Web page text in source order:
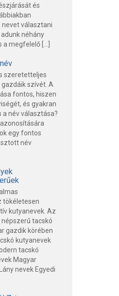
és
nevet választani
néhány
megfelelő […]
szeretetteljes
szívét. A
fontos, hiszen
és gyakran
a név választása?
egy fontos
név
tökéletesen
kutyanevek. Az
tacskó
gazdik körében
kutyanevek
tacskó
Magyar
nevek Egyedi